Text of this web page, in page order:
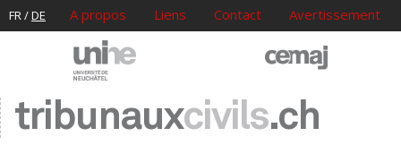
FR/DE A propos Liens Contact Avertissement
tribunauxcivils.ch